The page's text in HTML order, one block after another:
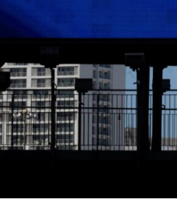
Israelische
die Knesset –